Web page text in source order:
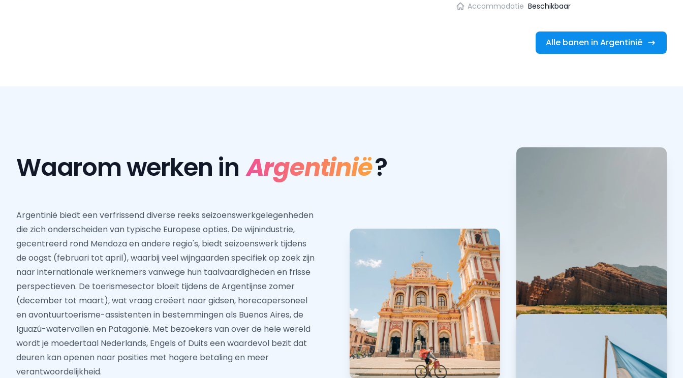
Accommodatie Beschikbaar
Alle banen in Argentinië
Waarom werken in Argentinië?
Argentinië biedt een verfrissend diverse reeks seizoenswerkgelegenheden
die zich onderscheiden van typische Europese opties. De wijnindustrie,
gecentreerd rond Mendoza en andere regio's, biedt seizoenswerk tijdens
de oogst (februari tot april), waarbij veel wijngaarden specifiek op zoek zijn
naar internationale werknemers vanwege hun taalvaardigheden en frisse
perspectieven. De toerismesector bloeit tijdens de Argentijnse zomer
(december tot maart), wat vraag creëert naar gidsen, horecapersoneel
en avontuurtoerisme-assistenten in bestemmingen als Buenos Aires, de
Iguazú-watervallen en Patagonië. Met bezoekers van over de hele wereld
wordt je moedertaal Nederlands, Engels of Duits een waardevol bezit dat
deuren kan openen naar posities met hogere betaling en meer
verantwoordelijkheid.